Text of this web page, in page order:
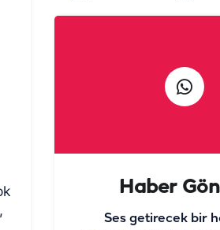
Haber
Ses getirecek bir